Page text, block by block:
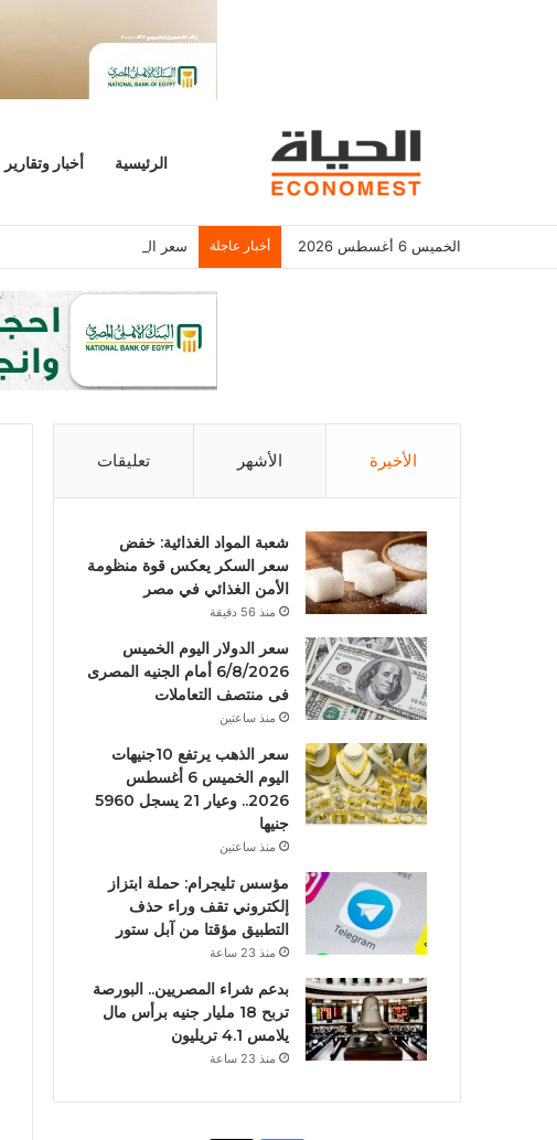
الرئيسية أخبار وتقارير
الخميس 6 أغسطس 2026 أخبار عاجلة سعر الدولار اليوم الخميس 6/8/2026 أمام الجنيه المصرى فى منتصف التعاملات
الأخيرة الأشهر تعليقات
شعبة المواد الغذائية: خفض
سعر السكر يعكس قوة منظومة
الأمن الغذائي في مصر
منذ 56 دقيقة
سعر الدولار اليوم الخميس
6/8/2026 أمام الجنيه المصرى
فى منتصف التعاملات
منذ ساعتين
سعر الذهب يرتفع 10جنيهات
اليوم الخميس 6 أغسطس
2026.. وعيار 21 يسجل 5960
جنيها
منذ ساعتين
مؤسس تليجرام: حملة ابتزاز
إلكتروني تقف وراء حذف
التطبيق مؤقتا من آبل ستور
منذ 23 ساعة
بدعم شراء المصريين.. البورصة
تربح 18 مليار جنيه برأس مال
يلامس 4.1 تريليون
منذ 23 ساعة